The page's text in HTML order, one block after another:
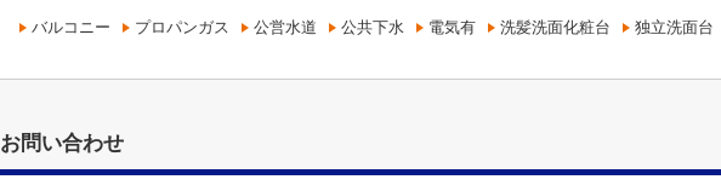
バルコニー プロパンガス 公営水道 公共下水 電気有 洗髪洗面化粧台 独立洗面台
お問い合わせ